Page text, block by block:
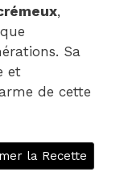
,
Sa
et
de cette
la Recette